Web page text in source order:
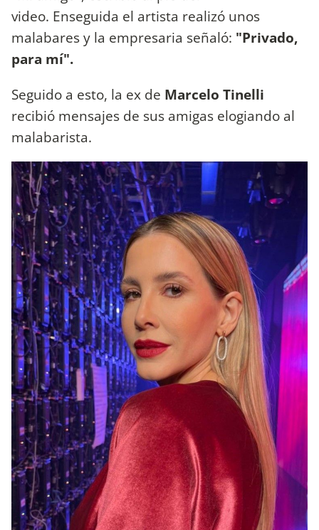
video. Enseguida el artista realizó unos
malabares y la empresaria señaló: "Privado,
para mí".
Seguido a esto, la ex de Marcelo Tinelli
recibió mensajes de sus amigas elogiando al
malabarista.